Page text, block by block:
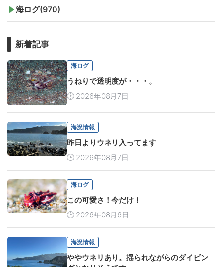
海ログ(970)
新着記事
海ログ
うねりで透明度が・・・。
2026年08月7日
海況情報
昨日よりウネリ入ってます
2026年08月7日
海ログ
この可愛さ！今だけ！
2026年08月6日
海況情報
ややウネリあり。揺られながらのダイビン